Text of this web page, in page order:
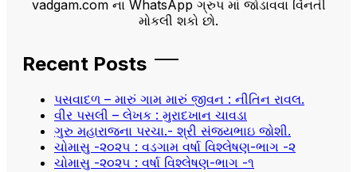
vadgam.com ના WhatsApp ગ્રુપ માં જોડાવવા વિંનતી
મોકલી શકો છો.
Recent Posts
પસવાદળ – મારું ગામ મારું જીવન : નીતિન રાવલ.
વીર પસલી – લેખક : મુરાદખાન ચાવડા
ગુરુ મહારાજના પરચા.- શ્રી સંજયભાઇ જોશી.
ચોમાસુ -૨૦૨૫ : વડગામ વર્ષા વિશ્લેષણ-ભાગ -૨
ચોમાસુ -૨૦૨૫ : વર્ષા વિશ્લેષણ-ભાગ -૧